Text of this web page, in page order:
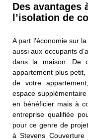
Des avantages
l’isolation de
A part l’économie sur
aussi aux occupants
dans la maison. De
appartement plus petit,
de votre
espace
en bénéficier mais à
entreprise qualifiée
pour ce genre de
à Stevens